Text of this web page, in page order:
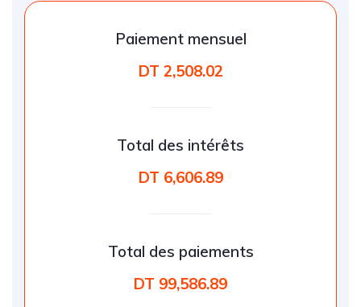
Paiement mensuel
DT 2,508.02
Total des intérêts
DT 6,606.89
Total des paiements
DT 99,586.89